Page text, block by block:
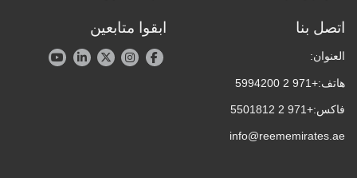
اتصل بنا
العنوان:
هاتف:+971 2 5994200
فاكس:+971 2 5501812
info@reememirates.ae
ابقوا متابعين